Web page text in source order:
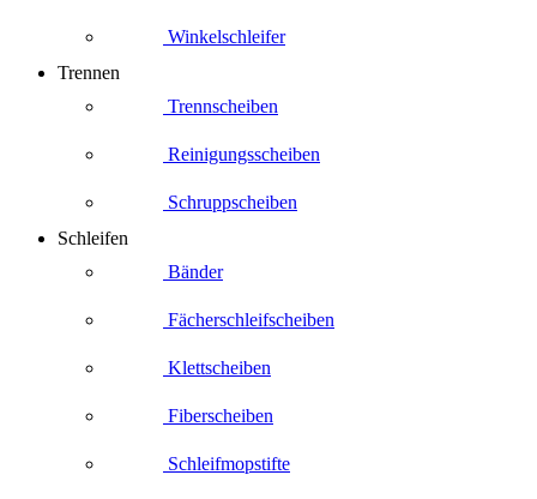
Winkelschleifer
Trennen
Trennscheiben
Reinigungsscheiben
Schruppscheiben
Schleifen
Bänder
Fächerschleifscheiben
Klettscheiben
Fiberscheiben
Schleifmopstifte